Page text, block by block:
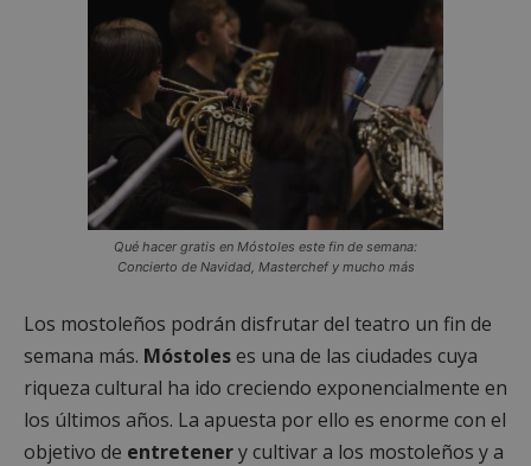
Qué hacer gratis en Móstoles este fin de semana:
Concierto de Navidad, Masterchef y mucho más
Los mostoleños podrán disfrutar del teatro un fin de
semana más. Móstoleses una de las ciudades cuya
riqueza cultural ha ido creciendo exponencialmente en
los últimos años. La apuesta por ello es enorme con el
objetivo de entretenery cultivar a los mostoleños y a